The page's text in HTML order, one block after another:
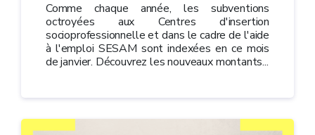
Comme chaque année, les subventions
octroyées aux Centres d'insertion
socioprofessionnelle et dans le cadre de l'aide
à l'emploi SESAM sont indexées en ce mois
de janvier. Découvrez les nouveaux montants...